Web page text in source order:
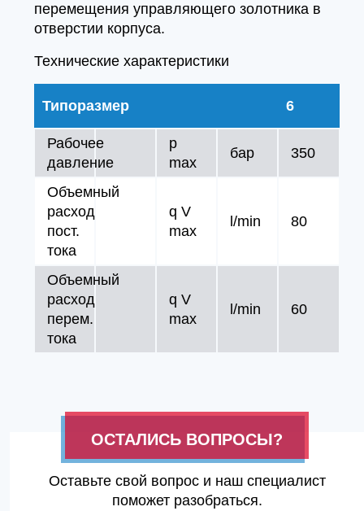
перемещения управляющего золотника в
отверстии корпуса.
Технические характеристики
Типоразмер 6
Рабочее
давление
p
max
бар 350
Объемный
расход
пост.
тока
q V
max
l/min 80
Объемный
расход
перем.
тока
q V
max
l/min 60
ОСТАЛИСЬ ВОПРОСЫ?
Оставьте свой вопрос и наш специалист
поможет разобраться.